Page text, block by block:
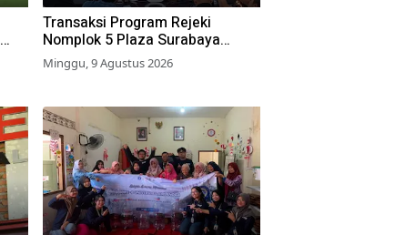
Transaksi Program Rejeki
Nomplok 5 Plaza Surabaya
Tembus Rp 8 Miliar, Naik 57,2
Persen dari Tahun Lalu
Minggu, 9 Agustus 2026